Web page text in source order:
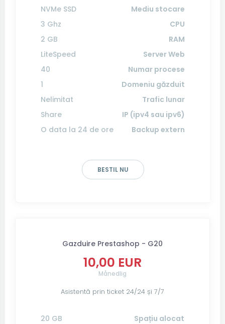
Mediu stocare
NVMe SSD
CPU
3 Ghz
RAM
2 GB
Server Web
LiteSpeed
Numar procese
40
Domeniu găzduit
1
Trafic lunar
Nelimitat
IP (ipv4 sau ipv6)
Share
Backup extern
O data la 24 de ore
BESTIL NU
Gazduire Prestashop - G20
10,00 EUR
Månedlig
Asistentă prin ticket 24/24 și 7/7
Spațiu alocat
20 GB